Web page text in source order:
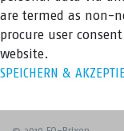
are termed as non-
procure user
website.
SPEICHERN &